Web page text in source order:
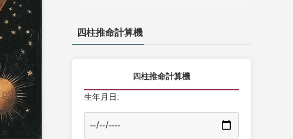
四柱推命計算機
四柱推命計算機
生年月日: